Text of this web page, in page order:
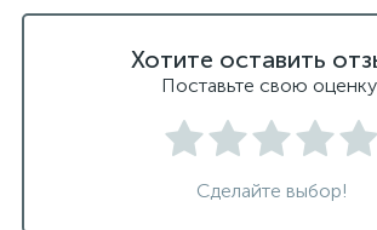
Хотите оставить
Поставьте свою
Сделайте выбор!